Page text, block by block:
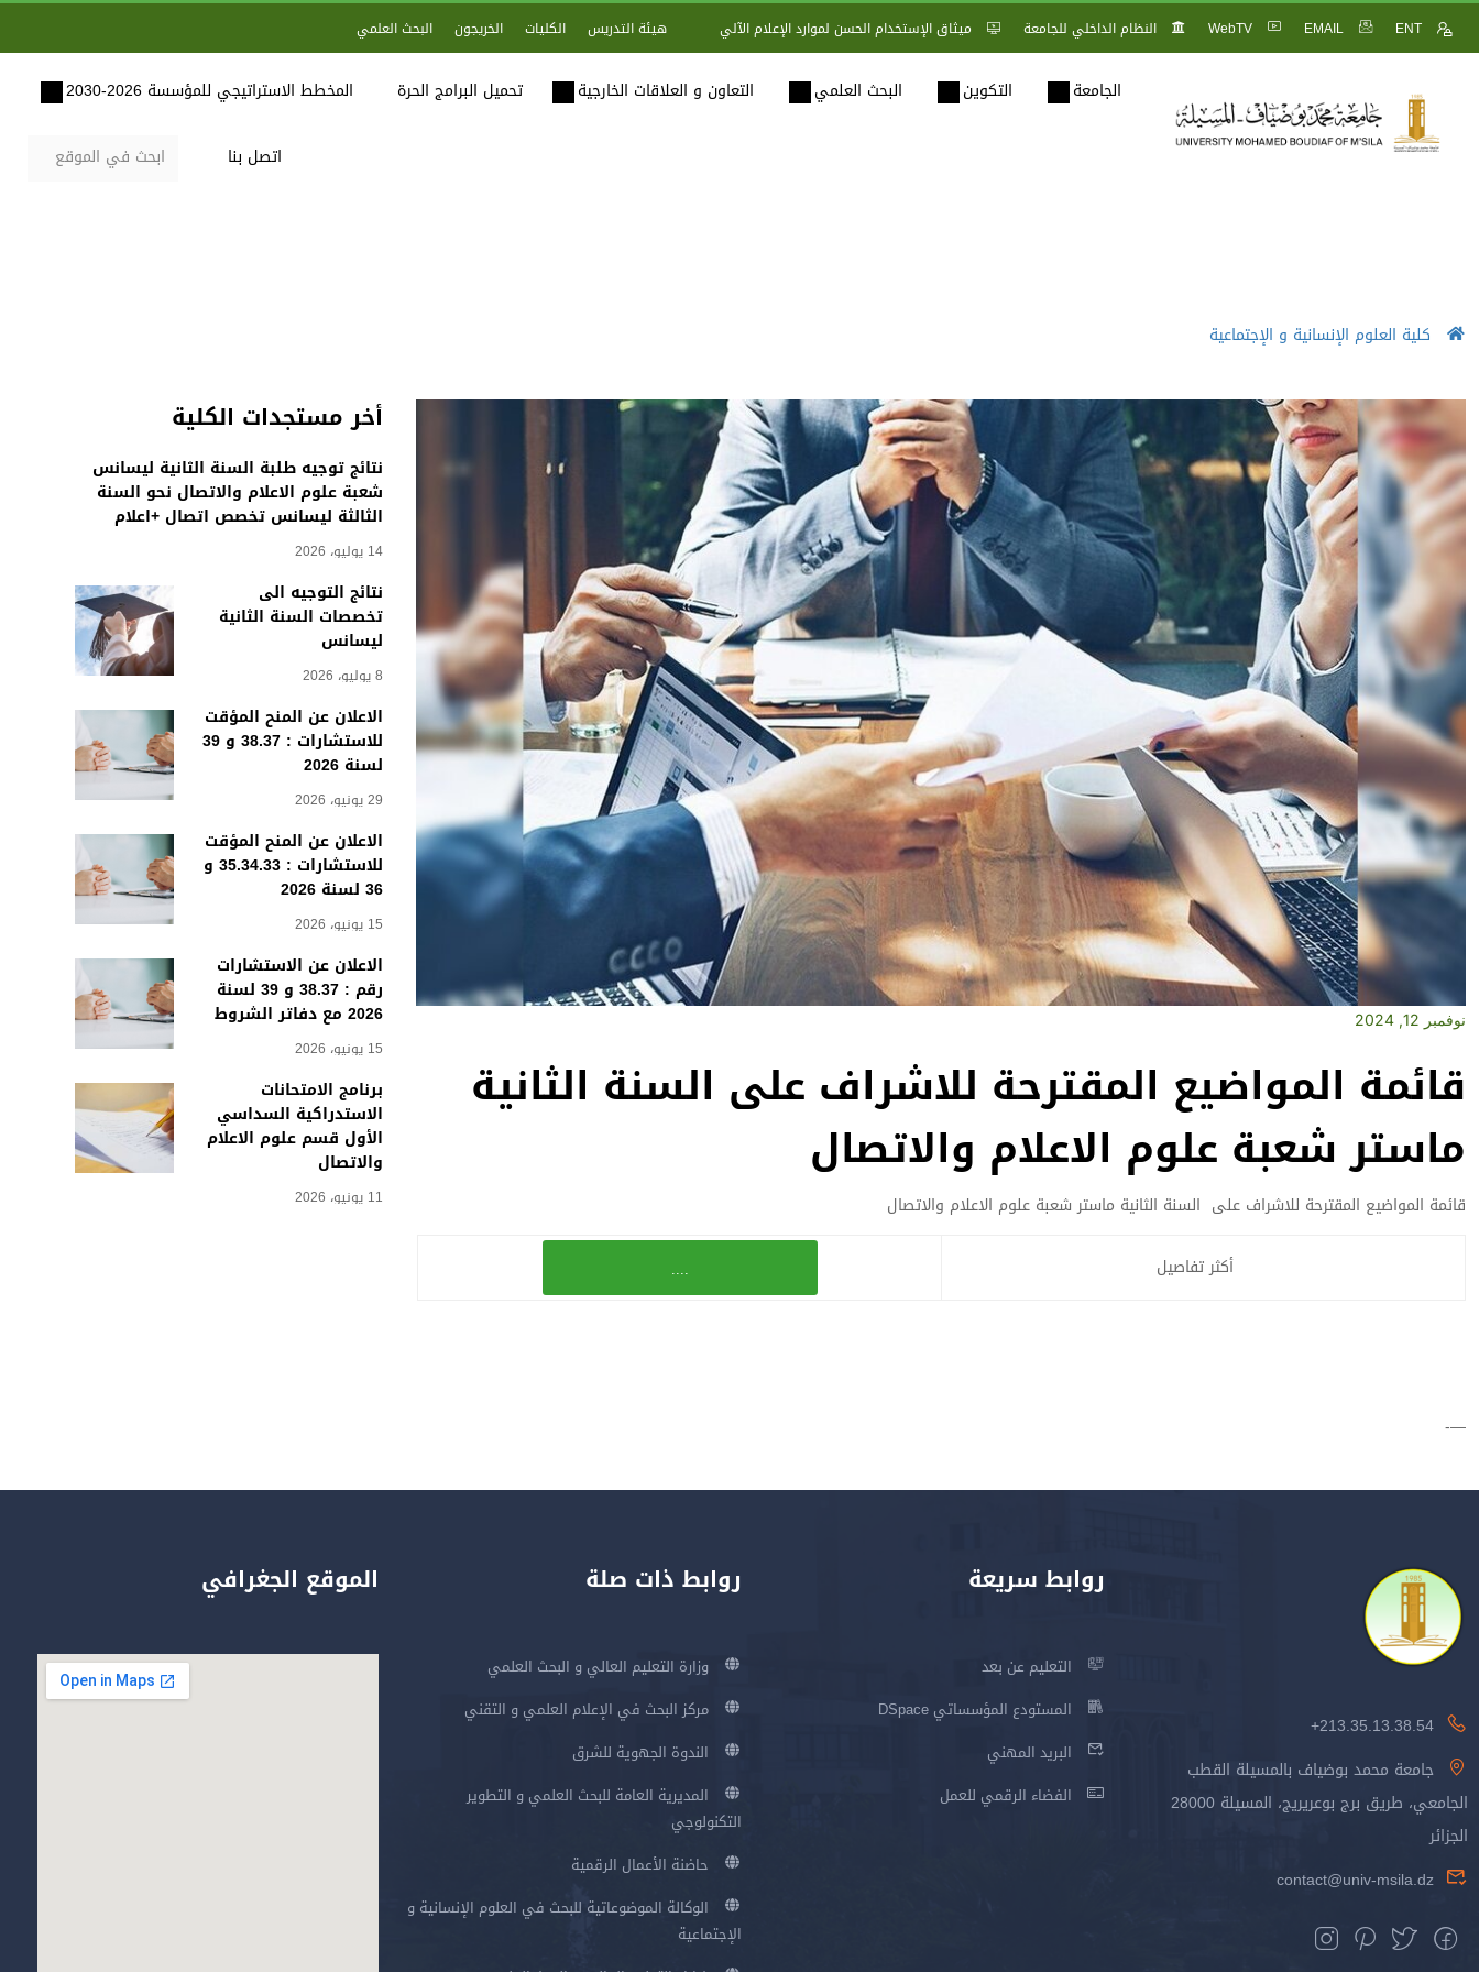
ENT
EMAIL
WebTV النظام الداخلي للجامعة ميثاق الإستخدام الحسن لموارد الإعلام الآلي هيئة التدريس الكليات الخريجون البحث العلمي
الجامعة التكوين البحث العلمي التعاون و العلاقات الخارجية تحميل البرامج الحرة المخطط الاستراتيجي للمؤسسة 2026-2030
اتصل بنا
كلية العلوم الإنسانية و الإجتماعية
أخر مستجدات الكلية
نتائج توجيه طلبة السنة الثانية ليسانس
شعبة علوم الاعلام والاتصال نحو السنة
الثالثة ليسانس تخصص اتصال +اعلام
14 يوليو، 2026
نتائج التوجيه الى
تخصصات السنة الثانية
ليسانس
8 يوليو، 2026
الاعلان عن المنح المؤقت
للاستشارات : 38.37 و 39
لسنة 2026
29 يونيو، 2026
الاعلان عن المنح المؤقت
للاستشارات : 35.34.33 و
36 لسنة 2026
15 يونيو، 2026
الاعلان عن الاستشارات
رقم : 38.37 و 39 لسنة
2026 مع دفاتر الشروط
15 يونيو، 2026
برنامج الامتحانات
الاستدراكية السداسي
الأول قسم علوم الاعلام
والاتصال
11 يونيو، 2026
نوفمبر 12, 2024
قائمة المواضيع المقترحة للاشراف على السنة الثانية
ماستر شعبة علوم الاعلام والاتصال‎
قائمة المواضيع المقترحة للاشراف على السنة الثانية ماستر شعبة علوم الاعلام والاتصال‎
أكثر تفاصيل ....
—-
213.35.13.38.54+
جامعة محمد بوضياف بالمسيلة القطب
الجامعي، طريق برج بوعريريج، المسيلة 28000
الجزائر
contact@univ-msila.dz
روابط سريعة
التعليم عن بعد
المستودع المؤسساتي DSpace
البريد المهني
الفضاء الرقمي للعمل
روابط ذات صلة
وزارة التعليم العالي و البحث العلمي
مركز البحث في الإعلام العلمي و التقني
الندوة الجهوية للشرق
المديرية العامة للبحث العلمي و التطوير
التكنولوجي
حاضنة الأعمال الرقمية
الوكالة الموضوعاتية للبحث في العلوم الإنسانية و
الإجتماعية
الموقع الجغرافي